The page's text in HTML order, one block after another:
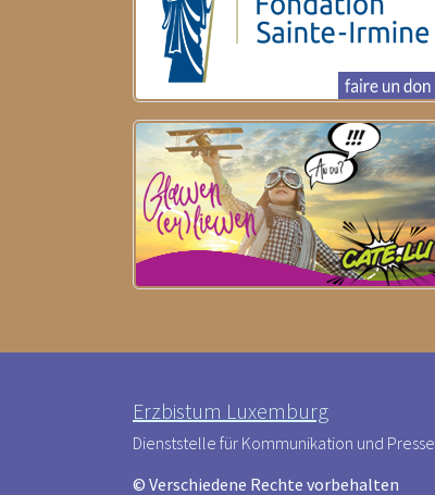
Erzbistum Luxemburg
Dienststelle für Kommunikation und Presse
© Verschiedene Rechte vorbehalten